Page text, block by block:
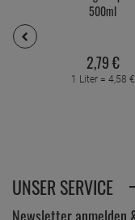
500ml
2,79€
1 Liter = 4,58 €
UNSER SERVICE